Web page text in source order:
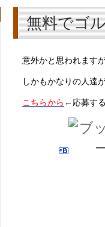
無料でゴ
意外かと思われます
しかもかなりの人達
こちらから ←応募す